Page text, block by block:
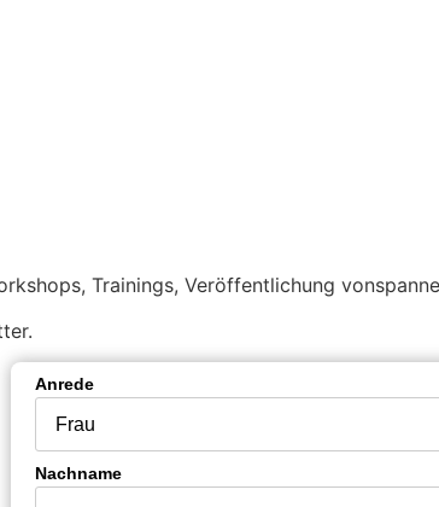
Trainings, Veröffentlichung
Anrede
Nachname